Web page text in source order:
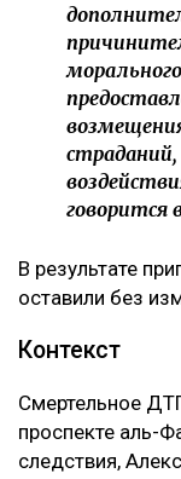
страданий,
говорится
В результате
оставили без
Контекст
Смертельное
проспекте аль-
следствия,